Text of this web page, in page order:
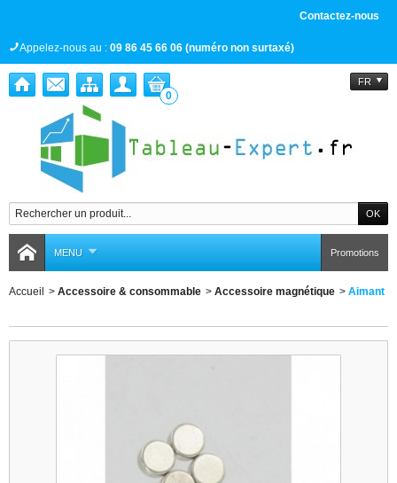
Contactez-nous
Appelez-nous au : 09 86 45 66 06 (numéro non surtaxé)
FR
0
MENU Promotions
Accueil > Accessoire & consommable > Accessoire magnétique > Aimant